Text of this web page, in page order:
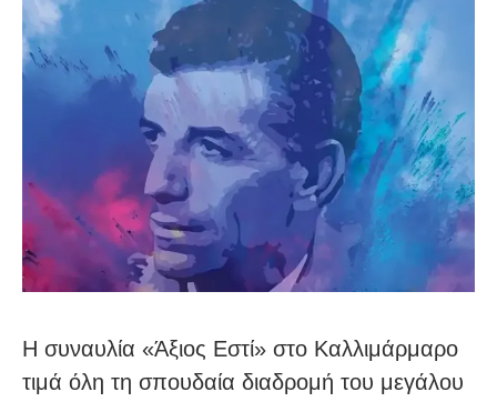
Η συναυλία «Άξιος Εστί» στο Καλλιμάρμαρο
τιμά όλη τη σπουδαία διαδρομή του μεγάλου